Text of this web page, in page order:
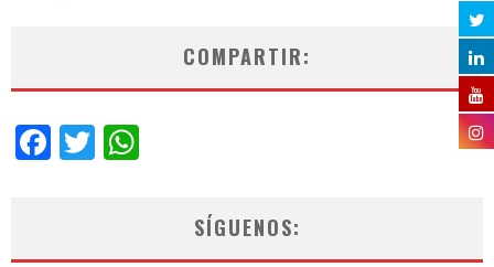
COMPARTIR:
Facebook
Twitter
SÍGUENOS: